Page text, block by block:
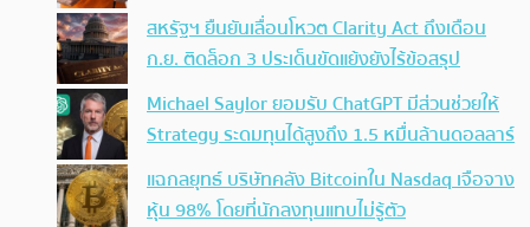
สหรัฐฯ ยืนยันเลื่อนโหวต Clarity Act ถึงเดือน
ก.ย. ติดล็อก 3 ประเด็นขัดแย้งยังไร้ข้อสรุป
Michael Saylor ยอมรับ ChatGPT มีส่วนช่วยให้
Strategy ระดมทุนได้สูงถึง 1.5 หมื่นล้านดอลลาร์
แฉกลยุทธ์ บริษัทคลัง Bitcoinใน Nasdaq เจือจาง
หุ้น 98% โดยที่นักลงทุนแทบไม่รู้ตัว